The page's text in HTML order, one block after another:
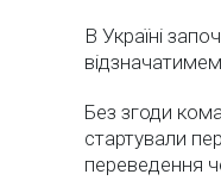
В Україні
Без згоди
стартували
переведення